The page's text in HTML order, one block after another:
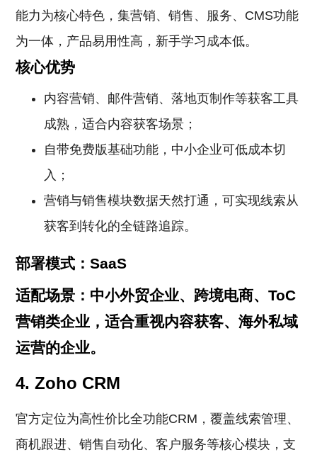
能力为核心特色，集营销、销售、服务、CMS功能
为一体，产品易用性高，新手学习成本低。
核心优势
内容营销、邮件营销、落地页制作等获客工具
成熟，适合内容获客场景；
自带免费版基础功能，中小企业可低成本切
入；
营销与销售模块数据天然打通，可实现线索从
获客到转化的全链路追踪。
部署模式：SaaS
适配场景：中小外贸企业、跨境电商、ToC
营销类企业，适合重视内容获客、海外私域
运营的企业。
4. Zoho CRM
官方定位为高性价比全功能CRM，覆盖线索管理、
商机跟进、销售自动化、客户服务等核心模块，支